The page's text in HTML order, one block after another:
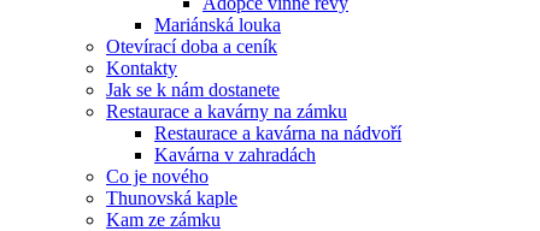
Mariánská louka
Otevírací doba a ceník
Kontakty
Jak se k nám dostanete
Restaurace a kavárny na zámku
Restaurace a kavárna na nádvoří
Kavárna v zahradách
Co je nového
Thunovská kaple
Kam ze zámku